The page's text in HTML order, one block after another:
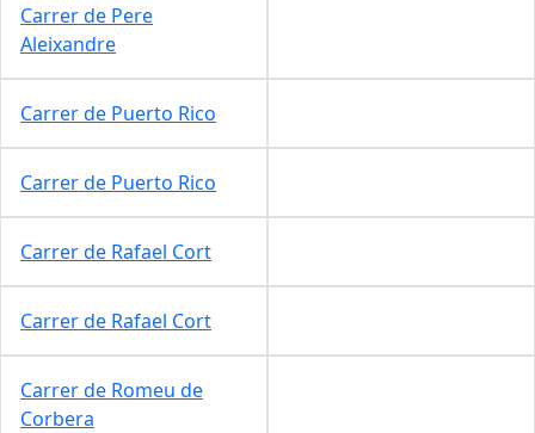
Carrer de Pere
Aleixandre
Carrer de Puerto Rico
Carrer de Puerto Rico
Carrer de Rafael Cort
Carrer de Rafael Cort
Carrer de Romeu de
Corbera